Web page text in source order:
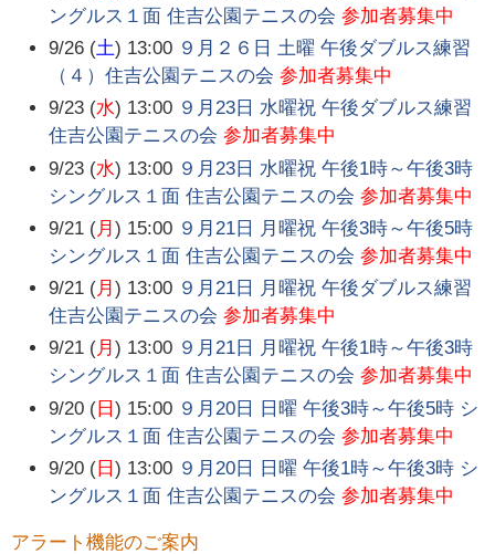
ングルス１面 住吉公園テニスの会 参加者募集中
9/26 (土) 13:00 ９月２６日 土曜 午後ダブルス練習
（４）住吉公園テニスの会 参加者募集中
9/23 (水) 13:00 ９月23日 水曜祝 午後ダブルス練習
住吉公園テニスの会 参加者募集中
9/23 (水) 13:00 ９月23日 水曜祝 午後1時～午後3時
シングルス１面 住吉公園テニスの会 参加者募集中
9/21 (月) 15:00 ９月21日 月曜祝 午後3時～午後5時
シングルス１面 住吉公園テニスの会 参加者募集中
9/21 (月) 13:00 ９月21日 月曜祝 午後ダブルス練習
住吉公園テニスの会 参加者募集中
9/21 (月) 13:00 ９月21日 月曜祝 午後1時～午後3時
シングルス１面 住吉公園テニスの会 参加者募集中
9/20 ( 日) 15:00 ９月20日 日曜 午後3時～午後5時 シ
ングルス１面 住吉公園テニスの会 参加者募集中
9/20 ( 日) 13:00 ９月20日 日曜 午後1時～午後3時 シ
ングルス１面 住吉公園テニスの会 参加者募集中
アラート機能のご案内